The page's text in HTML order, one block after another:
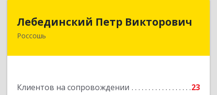
Лебединский Петр Викторович
Россошь
Клиентов на сопровождении 23
Лебединский Петр Викторович
396650, Воронежская обл., г. Россошь, пер.